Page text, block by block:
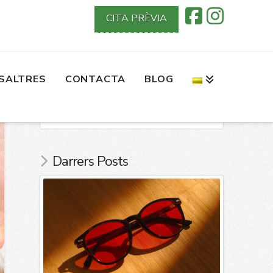
CITA PRÈVIA
CONTACTA BLOG
as“Ullsec”
Darrers Posts